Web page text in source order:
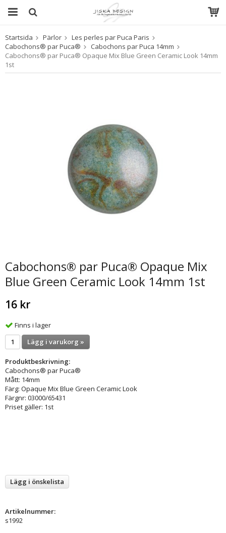
Produkten har blivit tillagd i varukorgen
Startsida Pärlor
Les perles par Puca Paris
Cabochons® par Puca®
Cabochons par Puca 14mm
Cabochons® par Puca® Opaque Mix Blue Green Ceramic Look 14mm
1st
Cabochons® par Puca® Opaque Mix
Blue Green Ceramic Look 14mm 1st
16 kr
Finns i lager
Lägg i varukorg »
Produktbeskrivning:
Cabochons® par Puca®
Mått: 14mm
Färg: Opaque Mix Blue Green Ceramic Look
Färgnr: 03000/65431
Priset gäller: 1st
Lägg i önskelista
Artikelnummer:
s1992